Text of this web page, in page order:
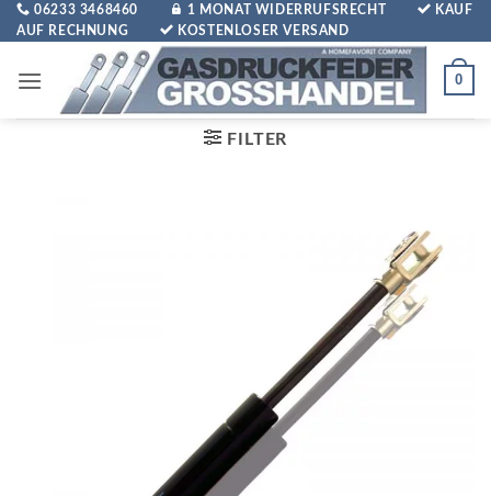
Zum
Inhalt
06233 3468460 1 MONAT WIDERRUFSRECHT
KAUF
AUF RECHNUNG
KOSTENLOSER VERSAND
0
FILTER